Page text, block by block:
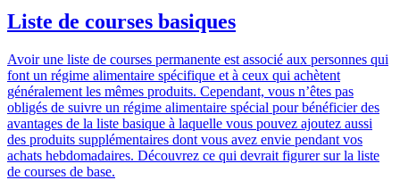
Liste de courses basiques
Avoir une liste de courses permanente est associé aux personnes qui
font un régime alimentaire spécifique et à ceux qui achètent
généralement les mêmes produits. Cependant, vous n’êtes pas
obligés de suivre un régime alimentaire spécial pour bénéficier des
avantages de la liste basique à laquelle vous pouvez ajoutez aussi
des produits supplémentaires dont vous avez envie pendant vos
achats hebdomadaires. Découvrez ce qui devrait figurer sur la liste
de courses de base.